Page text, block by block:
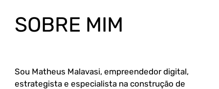
SOBRE MIM
Sou Matheus Malavasi, empreendedor digital,
estrategista e especialista na construção de